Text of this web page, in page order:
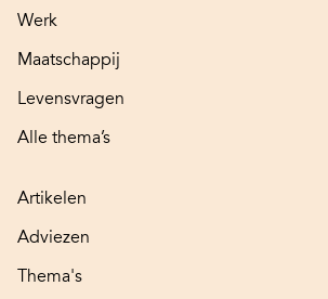
Werk
Maatschappij
Levensvragen
Alle thema’s
Artikelen
Adviezen
Thema's